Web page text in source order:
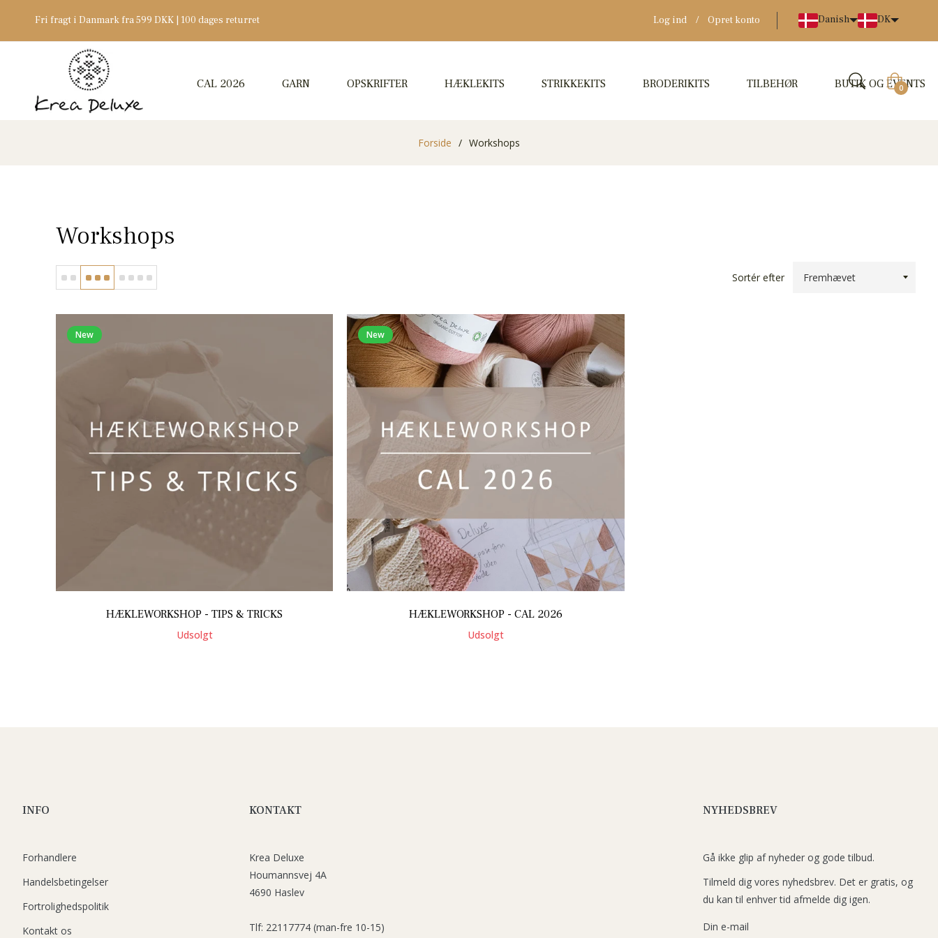
Fri fragt i Danmark fra 599 DKK | 100 dages returret Log ind / Opret konto Danish DK
CAL 2026 GARN OPSKRIFTER HÆKLEKITS STRIKKEKITS BRODERIKITS TILBEHØR BUTIK OG EVENTS
0
Forside / Workshops
Workshops
Sortér efter
New
HÆKLEWORKSHOP - TIPS & TRICKS
Udsolgt
New
HÆKLEWORKSHOP - CAL 2026
Udsolgt
INFO
Forhandlere
Handelsbetingelser
Fortrolighedspolitik
Kontakt os
KONTAKT
Krea Deluxe
Houmannsvej 4A
4690 Haslev
Tlf: 22117774 (man-fre 10-15)
NYHEDSBREV
Gå ikke glip af nyheder og gode tilbud.
Tilmeld dig vores nyhedsbrev. Det er gratis, og
du kan til enhver tid afmelde dig igen.